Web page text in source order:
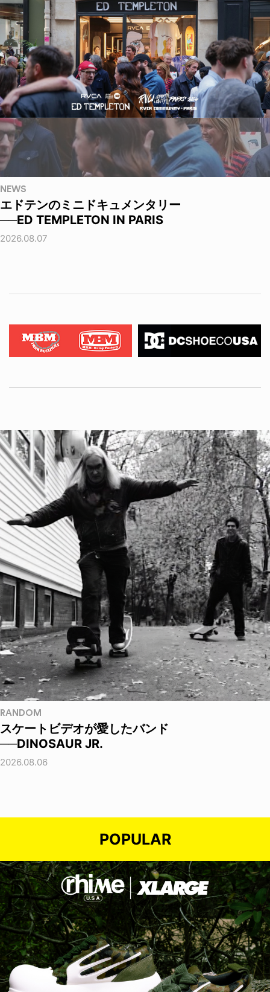
NEWS
エドテンのミニドキュメンタリー
──ED TEMPLETON IN PARIS
2026.08.07
RANDOM
スケートビデオが愛したバンド
──DINOSAUR JR.
2026.08.06
POPULAR